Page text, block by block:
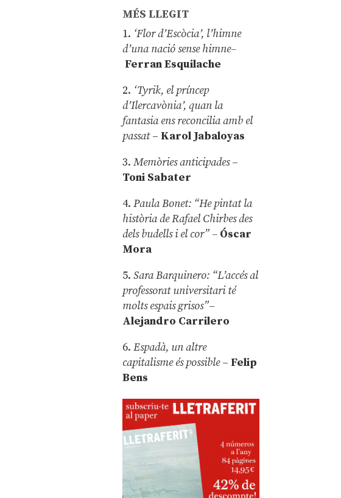
MÉS LLEGIT
1. ‘Flor d’Escòcia’, l’himne
d’una nació sense himne–
Ferran Esquilache
2. ‘Tyrik, el príncep
d’Ilercavònia’, quan la
fantasia ens reconcilia amb el
passat– Karol Jabaloyas
3.Memòries anticipades–
Toni Sabater
4.Paula Bonet: “He pintat la
història de Rafael Chirbes des
dels budells i el cor” – Óscar
Mora
5.Sara Barquinero: “L’accés al
professorat universitari té
molts espais grisos”–
Alejandro Carrilero
6.Espadà, un altre
capitalisme és possible – Felip
Bens